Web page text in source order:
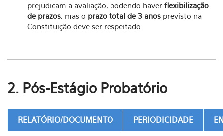
prejudicam a avaliação, podendo haver flexibilização
de prazos, mas o prazo total de 3 anos previsto na
Constituição deve ser respeitado.
2. Pós-Estágio Probatório
RELATÓRIO/DOCUMENTO PERIODICIDADE